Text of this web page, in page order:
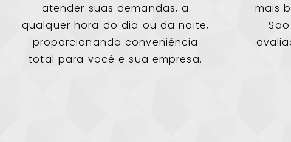
atender suas demandas, a
qualquer hora do dia ou da noite,
proporcionando conveniência
total para você e sua empresa.
mais